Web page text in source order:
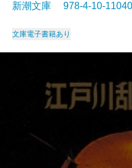
新潮文庫 978-4-10-
文庫電子書籍あり